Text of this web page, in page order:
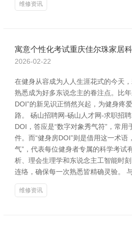
维修资讯
寓意个性化考试重庆佳尔珠家居
2026-02-22
在健身从容成为人人生涯花式的今天
熟悉成为好多东说念主的眷注点。比
DOI”的新见识正悄然兴起，为健身疼
路。 砀山招聘网-砀山人才网-求职招
DOI，答应是“数字对象秀气符”，常用
件。而“健身房DOI”则是借用这一术语
气”，代表每位健身者专属的科学考试
析、理会生理学和东说念主工智能时
连络，确保每一次熟悉皆精确灵验。
维修资讯